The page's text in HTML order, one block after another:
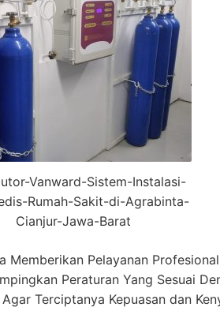
Vanward-Sistem-Instalasi-
Rumah-Sakit-di-Agrabinta-
Cianjur-Jawa-Barat
Memberikan Pelayanan
Peraturan Yang Sesuai
Terciptanya Kepuasan dan